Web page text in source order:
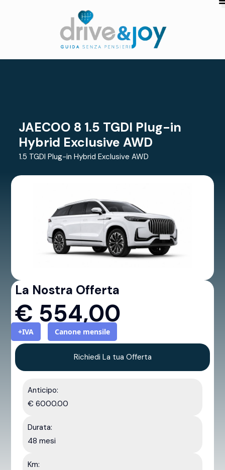
JAECOO 8 1.5 TGDI Plug-in
Hybrid Exclusive AWD
1.5 TGDI Plug-in Hybrid Exclusive AWD
La Nostra Offerta
€ 554,00
+IVA Canone mensile
Richiedi La tua Offerta
Anticipo:
€ 6000.00
Durata:
48 mesi
Km: